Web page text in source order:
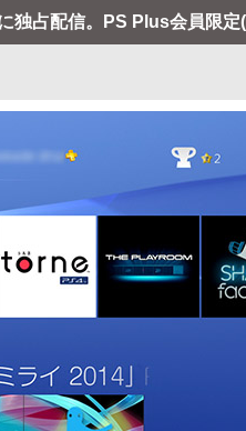
独占配信。PS Plus会員限定